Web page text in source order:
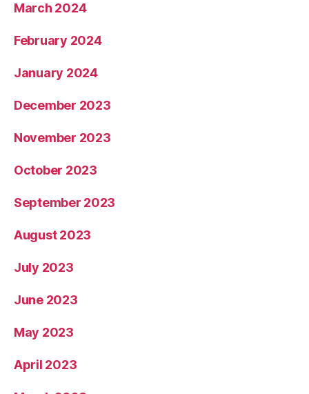
March 2024
February 2024
January 2024
December 2023
November 2023
October 2023
September 2023
August 2023
July 2023
June 2023
May 2023
April 2023